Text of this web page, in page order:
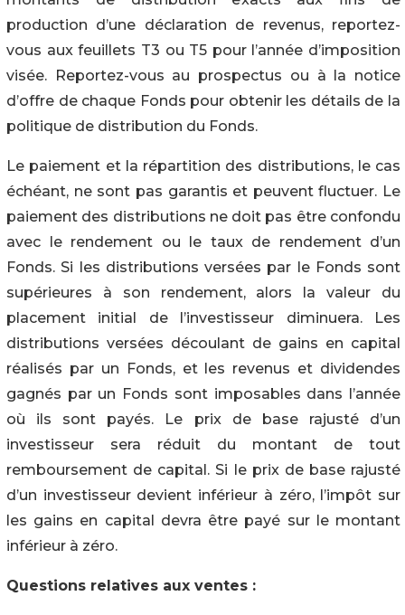
production d’une déclaration de revenus, reportez-
vous aux feuillets T3 ou T5 pour l’année d’imposition
visée. Reportez-vous au prospectus ou à la notice
d’offre de chaque Fonds pour obtenir les détails de la
politique de distribution du Fonds.
Le paiement et la répartition des distributions, le cas
échéant, ne sont pas garantis et peuvent fluctuer. Le
paiement des distributions ne doit pas être confondu
avec le rendement ou le taux de rendement d’un
Fonds. Si les distributions versées par le Fonds sont
supérieures à son rendement, alors la valeur du
placement initial de l’investisseur diminuera. Les
distributions versées découlant de gains en capital
réalisés par un Fonds, et les revenus et dividendes
gagnés par un Fonds sont imposables dans l’année
où ils sont payés. Le prix de base rajusté d’un
investisseur sera réduit du montant de tout
remboursement de capital. Si le prix de base rajusté
d’un investisseur devient inférieur à zéro, l’impôt sur
les gains en capital devra être payé sur le montant
inférieur à zéro.
Questions relatives aux ventes :